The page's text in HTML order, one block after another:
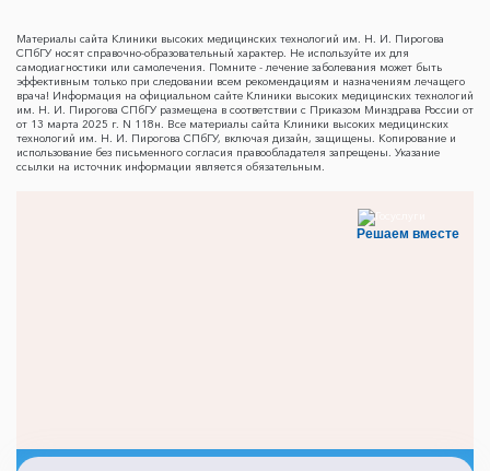
Материалы сайта Клиники высоких медицинских технологий им. Н. И. Пирогова
СПбГУ носят справочно-образовательный характер. Не используйте их для
самодиагностики или самолечения. Помните - лечение заболевания может быть
эффективным только при следовании всем рекомендациям и назначениям лечащего
врача! Информация на официальном сайте Клиники высоких медицинских технологий
им. Н. И. Пирогова СПбГУ размещена в соответствии с Приказом Минздрава России от
от 13 марта 2025 г. N 118н. Все материалы сайта Клиники высоких медицинских
технологий им. Н. И. Пирогова СПбГУ, включая дизайн, защищены. Копирование и
использование без письменного согласия правообладателя запрещены. Указание
ссылки на источник информации является обязательным.
Решаем вместе